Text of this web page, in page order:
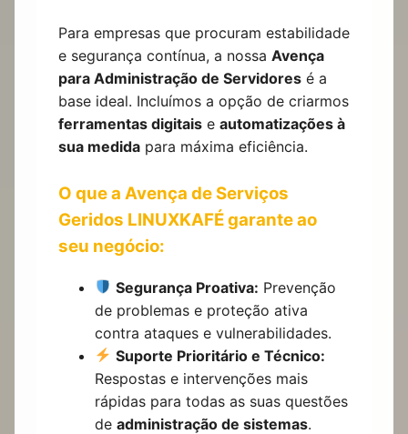
Para empresas que procuram estabilidade
e segurança contínua, a nossa Avença
para Administração de Servidores é a
base ideal. Incluímos a opção de criarmos
ferramentas digitais e automatizações à
sua medida para máxima eficiência.
O que a Avença de Serviços
Geridos LINUXKAFÉ garante ao
seu negócio:
Segurança Proativa: Prevenção
de problemas e proteção ativa
contra ataques e vulnerabilidades.
Suporte Prioritário e Técnico:
Respostas e intervenções mais
rápidas para todas as suas questões
de administração de sistemas.